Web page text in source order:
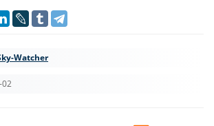
Watcher
02